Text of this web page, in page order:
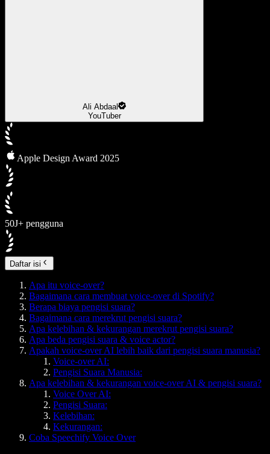
Ali Abdaal
YouTuber
Apple Design Award 2025
50J+ pengguna
Daftar isi
Apa itu voice-over?
Bagaimana cara membuat voice-over di Spotify?
Berapa biaya pengisi suara?
Bagaimana cara merekrut pengisi suara?
Apa kelebihan & kekurangan merekrut pengisi suara?
Apa beda pengisi suara & voice actor?
Apakah voice-over AI lebih baik dari pengisi suara manusia?
Voice-over AI:
Pengisi Suara Manusia:
Apa kelebihan & kekurangan voice-over AI & pengisi suara?
Voice Over AI:
Pengisi Suara:
Kelebihan:
Kekurangan:
Coba Speechify Voice Over